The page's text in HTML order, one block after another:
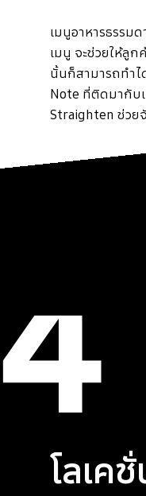
เมนูอาหารธรรม
เมนู จะช่วยให้ลู
นั้นก็สามารถทำ
Note ที่ติดมากับ
Straighten ช่วย
4
โลเค